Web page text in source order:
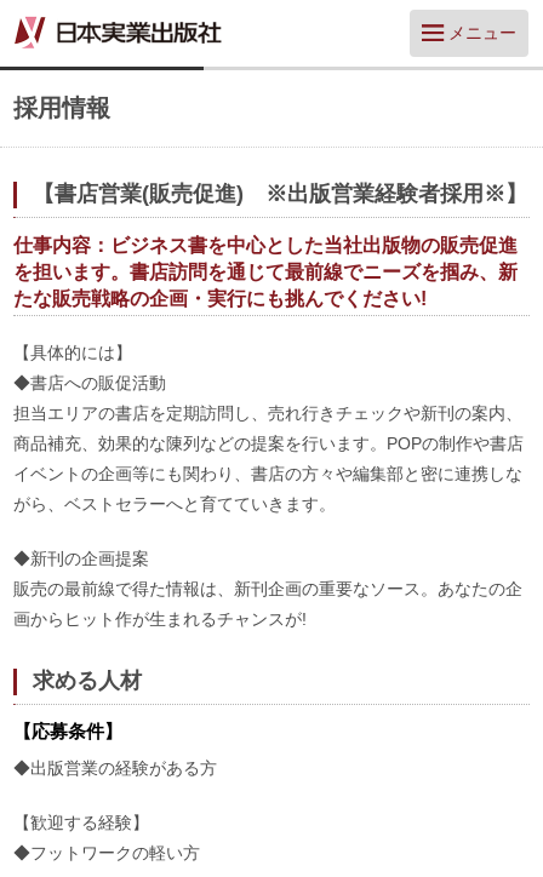
メニュー
採用情報
【書店営業(販売促進) ※出版営業経験者採用※】
仕事内容：ビジネス書を中心とした当社出版物の販売促進
を担います。書店訪問を通じて最前線でニーズを掴み、新
たな販売戦略の企画・実行にも挑んでください!
【具体的には】
◆書店への販促活動
担当エリアの書店を定期訪問し、売れ行きチェックや新刊の案内、
商品補充、効果的な陳列などの提案を行います。POPの制作や書店
イベントの企画等にも関わり、書店の方々や編集部と密に連携しな
がら、ベストセラーへと育てていきます。
◆新刊の企画提案
販売の最前線で得た情報は、新刊企画の重要なソース。あなたの企
画からヒット作が生まれるチャンスが!
求める人材
【応募条件】
◆出版営業の経験がある方
【歓迎する経験】
◆フットワークの軽い方